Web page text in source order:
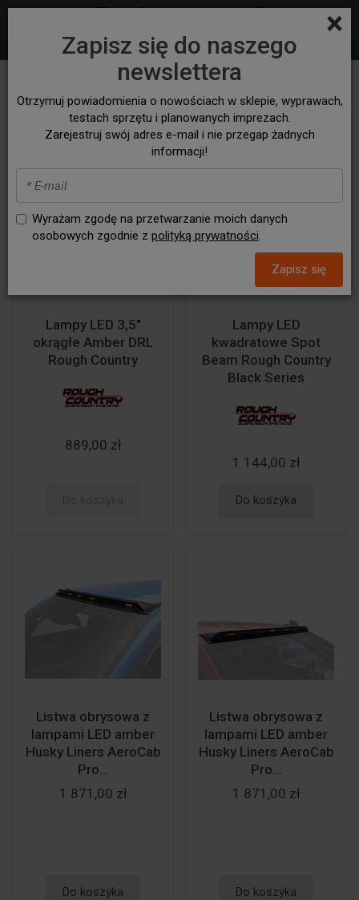
×
Zapisz się do naszego
newslettera
Otrzymuj powiadomienia o nowościach w sklepie, wyprawach,
testach sprzętu i planowanych imprezach.
Zarejestruj swój adres e-mail i nie przegap żadnych
informacji!
Wyrażam zgodę na przetwarzanie moich danych
osobowych zgodnie z polityką prywatności.
Zapisz się
+48 530 932 305 sklep@bezasfaltu4x4.com
Oświetlenie dodatkowe
Lampy LED 3,5"
okrągłe Amber DRL
Rough Country
889,00 zł
Lampy LED
kwadratowe Spot
Beam Rough Country
Black Series
1 144,00 zł
Do koszyka
Listwa obrysowa z
lampami LED amber
Husky Liners AeroCab
Pro...
1 871,00 zł
Do koszyka
Listwa obrysowa z
lampami LED amber
Husky Liners AeroCab
Pro...
1 871,00 zł
Do koszyka